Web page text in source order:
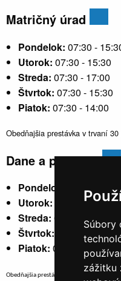
Súbory
zážitku
Matričný úrad
Pondelok: 07:30 -
Utorok: 07:30 - 15:30
Streda: 07:30 - 17:00
Štvrtok: 07:30 - 15:30
Piatok: 07:30 - 14:00
Obedňajšia prestávka v trvaní
Dane a poplatky
Pondelok:
07:30 -
Utorok:
nestránkový
Streda: 07:30 - 17:00
Štvrtok:
nestránkový
Piatok: 07:30 - 14:00
Obedňajšia prestávka v trvaní 30 minút v